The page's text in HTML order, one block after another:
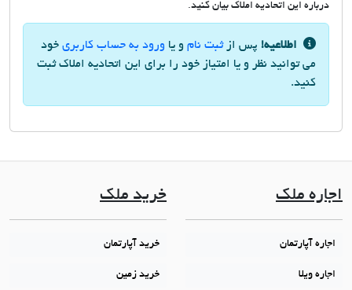
درباره این اتحادیه املاک بیان کنید.
اطلاعیه! پس ازثبت نام و یا ورود به حساب کاربری خود
می توانید نظر و یا امتیاز خود را برای این اتحادیه املاک ثبت
کنید.
اجاره ملک
اجاره آپارتمان
اجاره ویلا
خرید ملک
خرید آپارتمان
خرید زمین